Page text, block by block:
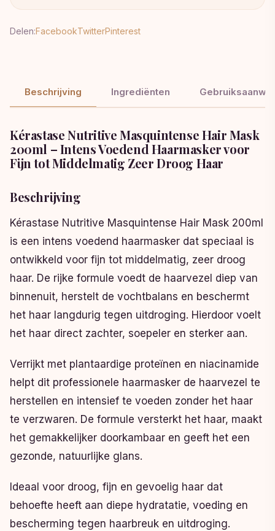
Delen:FacebookTwitterPinterest
Beschrijving Ingrediënten
Kérastase Nutritive Masquintense Hair Mask
200ml – Intens Voedend Haarmasker voor
Fijn tot Middelmatig Zeer Droog Haar
Beschrijving
Kérastase Nutritive Masquintense Hair Mask 200ml
is een intens voedend haarmasker dat speciaal is
ontwikkeld voor fijn tot middelmatig, zeer droog
haar. De rijke formule voedt de haarvezel diep van
binnenuit, herstelt de vochtbalans en beschermt
het haar langdurig tegen uitdroging. Hierdoor voelt
het haar direct zachter, soepeler en sterker aan.
Verrijkt met plantaardige proteïnen en niacinamide
helpt dit professionele haarmasker de haarvezel te
herstellen en intensief te voeden zonder het haar
te verzwaren. De formule versterkt het haar, maakt
het gemakkelijker doorkambaar en geeft het een
gezonde, natuurlijke glans.
Ideaal voor droog, fijn en gevoelig haar dat
behoefte heeft aan diepe hydratatie, voeding en
bescherming tegen haarbreuk en uitdroging.